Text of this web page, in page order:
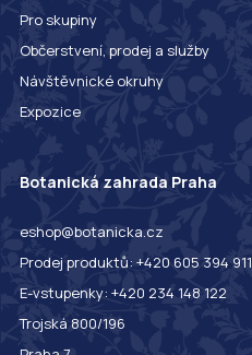
Pro skupiny
Občerstvení, prodej a služby
Návštěvnické okruhy
Expozice
Botanická zahrada Praha
eshop@botanicka.cz
Prodej produktů: +420 605 394 911
E-vstupenky: +420 234 148 122
Trojská 800/196